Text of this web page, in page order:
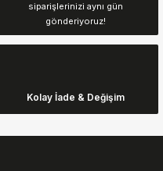
siparişlerinizi aynı gün
gönderiyoruz!
Kolay İade & Değişim